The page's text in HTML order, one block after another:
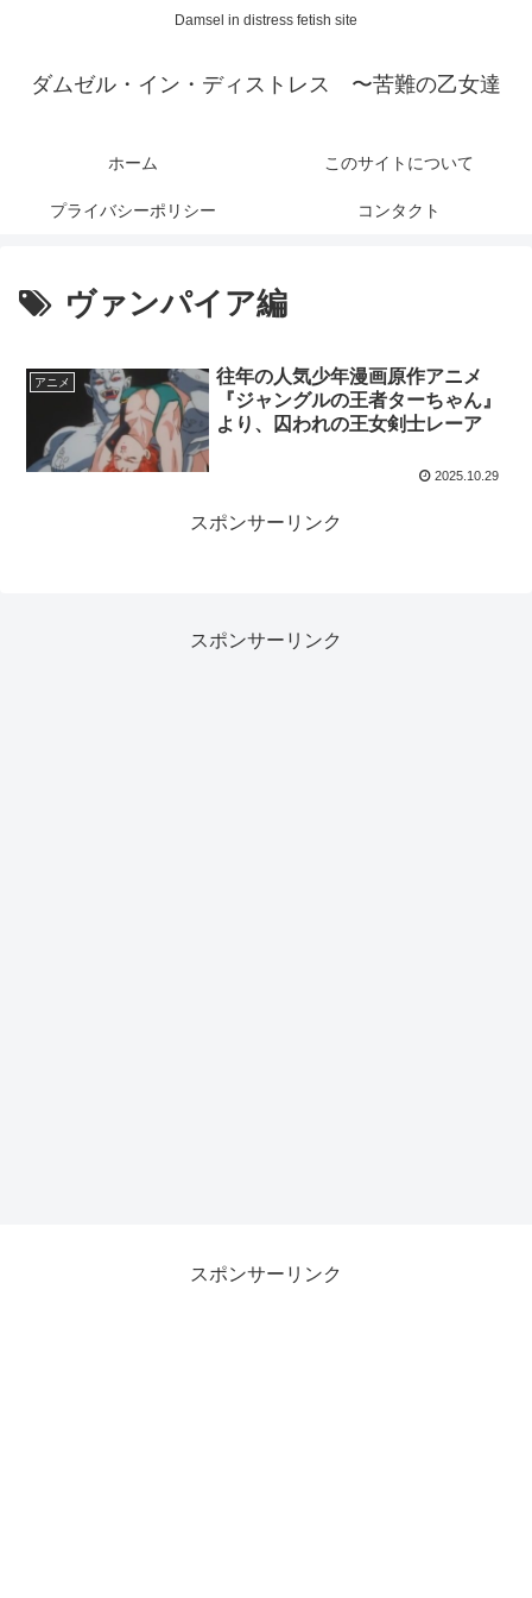
Damsel in distress fetish site
ダムゼル・イン・ディストレス 〜苦難の乙女達
ホーム このサイトについて
プライバシーポリシー コンタクト
ヴァンパイア編
アニメ
往年の人気少年漫画原作アニメ
『ジャングルの王者ターちゃん』
より、囚われの王女剣士レーア
2025.10.29
スポンサーリンク
スポンサーリンク
スポンサーリンク